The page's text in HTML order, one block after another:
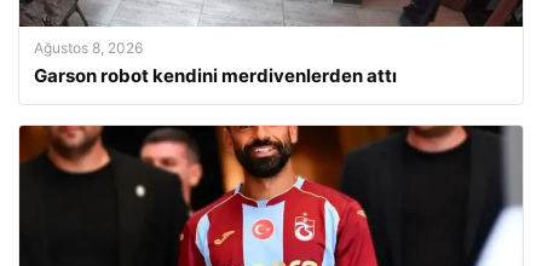
Ağustos 8, 2026
Garson robot kendini merdivenlerden attı